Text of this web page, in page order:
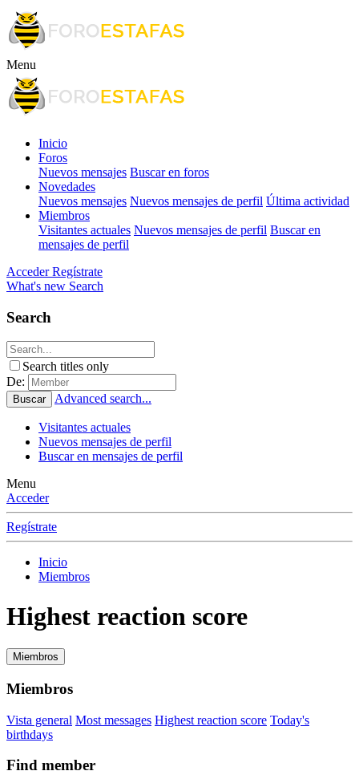
Menu
Inicio
Foros
Nuevos mensajes Buscar en foros
Novedades
Nuevos mensajes Nuevos mensajes de perfil Última actividad
Miembros
Visitantes actuales Nuevos mensajes de perfil Buscar en
mensajes de perfil
Acceder Regístrate
What's new Search
Search
Search titles only
De:
Buscar Advanced search...
Visitantes actuales
Nuevos mensajes de perfil
Buscar en mensajes de perfil
Menu
Acceder
Regístrate
Inicio
Miembros
Highest reaction score
Miembros
Miembros
Vista general Most messages Highest reaction score Today's
birthdays
Find member